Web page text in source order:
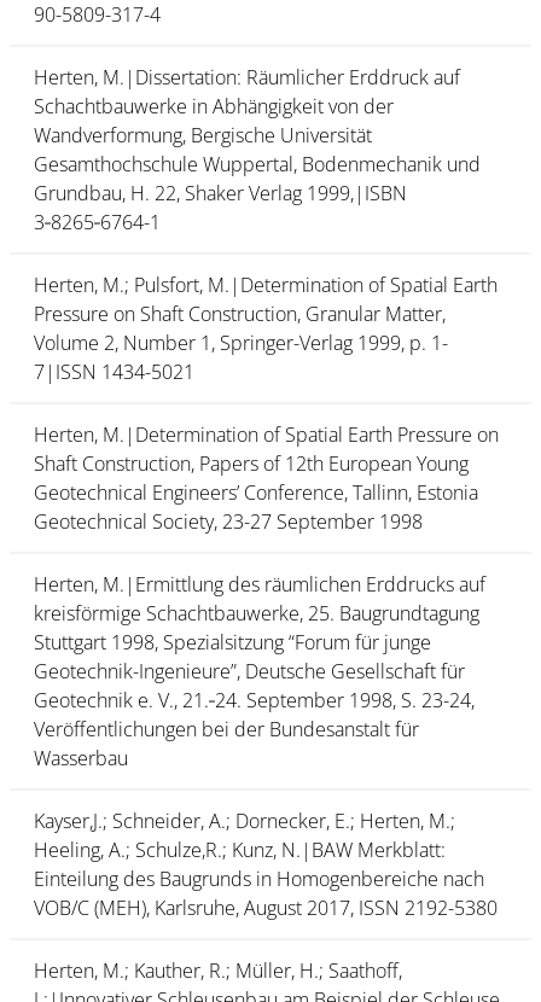
90-5809-317-4
Herten, M.|Dissertation: Räumlicher Erddruck auf
Schachtbauwerke in Abhängigkeit von der
Wandverformung, Bergische Universität
Gesamthochschule Wuppertal, Bodenmechanik und
Grundbau, H. 22, Shaker Verlag 1999,|ISBN
3‑8265‑6764-1
Herten, M.; Pulsfort, M.|Determination of Spatial Earth
Pressure on Shaft Construction, Granular Matter,
Volume 2, Number 1, Springer-Verlag 1999, p. 1-
7|ISSN 1434-5021
Herten, M.|Determination of Spatial Earth Pressure on
Shaft Construction, Papers of 12th European Young
Geotechnical Engineers’ Conference, Tallinn, Estonia
Geotechnical Society, 23-27 September 1998
Herten, M.|Ermittlung des räumlichen Erddrucks auf
kreisförmige Schachtbauwerke, 25. Baugrundtagung
Stuttgart 1998, Spezialsitzung “Forum für junge
Geotechnik-Ingenieure”, Deutsche Gesellschaft für
Geotechnik e. V., 21.‑24. September 1998, S. 23-24,
Veröffentlichungen bei der Bundesanstalt für
Wasserbau
Kayser,J.; Schneider, A.; Dornecker, E.; Herten, M.;
Heeling, A.; Schulze,R.; Kunz, N.|BAW Merkblatt:
Einteilung des Baugrunds in Homogenbereiche nach
VOB/C (MEH), Karlsruhe, August 2017, ISSN 2192-5380
Herten, M.; Kauther, R.; Müller, H.; Saathoff,